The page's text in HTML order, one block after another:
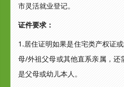
市灵活就业登记。
证件要求：
1.居住证明如果是住宅类产权证
母/外祖父母或其他直系亲属，
是父母或幼儿本人。